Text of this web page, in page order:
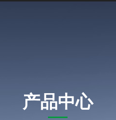
产品中心